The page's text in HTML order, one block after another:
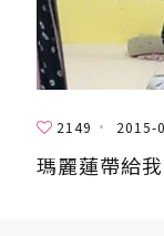
2149 2015-
瑪麗蓮帶給